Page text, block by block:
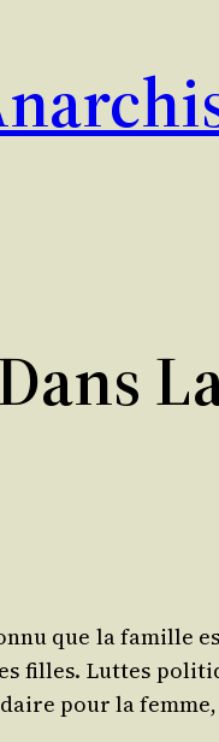
que la famille
filles. Luttes
pour la femme,